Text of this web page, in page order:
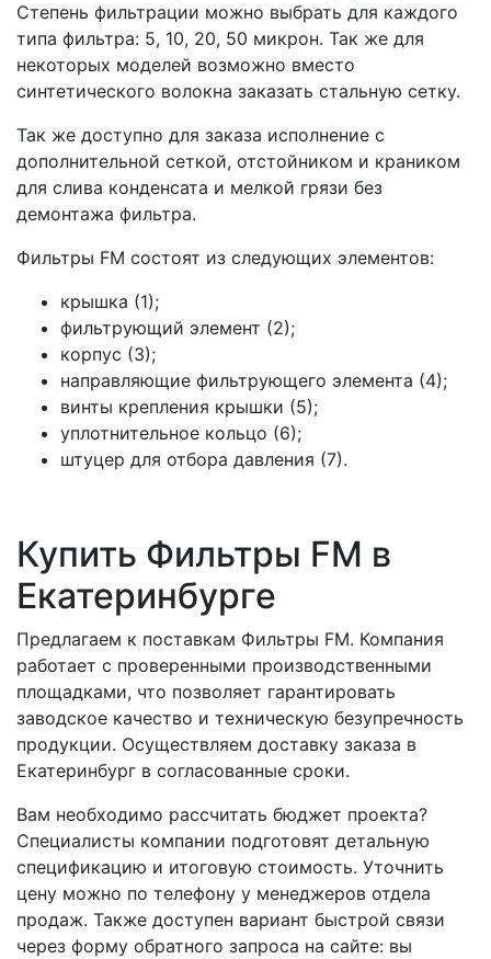
Степень фильтрации можно выбрать для каждого
типа фильтра: 5, 10, 20, 50 микрон. Так же для
некоторых моделей возможно вместо
синтетического волокна заказать стальную сетку.
Так же доступно для заказа исполнение с
дополнительной сеткой, отстойником и краником
для слива конденсата и мелкой грязи без
демонтажа фильтра.
Фильтры FM состоят из следующих элементов:
крышка (1);
фильтрующий элемент (2);
корпус (3);
направляющие фильтрующего элемента (4);
винты крепления крышки (5);
уплотнительное кольцо (6);
штуцер для отбора давления (7).
Купить Фильтры FM в
Екатеринбурге
Предлагаем к поставкам Фильтры FM. Компания
работает с проверенными производственными
площадками, что позволяет гарантировать
заводское качество и техническую безупречность
продукции. Осуществляем доставку заказа в
Екатеринбург в согласованные сроки.
Вам необходимо рассчитать бюджет проекта?
Специалисты компании подготовят детальную
спецификацию и итоговую стоимость. Уточнить
цену можно по телефону у менеджеров отдела
продаж. Также доступен вариант быстрой связи
через форму обратного запроса на сайте: вы